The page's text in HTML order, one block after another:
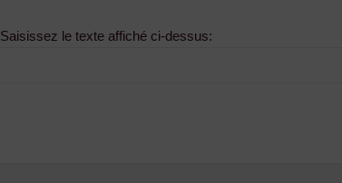
Saisissez le texte affiché ci-dessus: